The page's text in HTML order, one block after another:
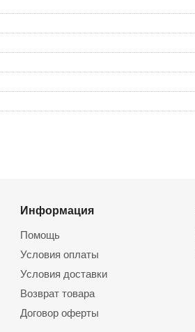
Информация
Помощь
Условия оплаты
Условия доставки
Возврат товара
Договор оферты